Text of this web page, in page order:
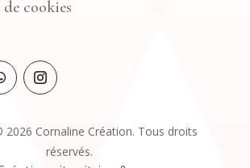
cookies
2026 Cornaline Création. Tous droits
réservés.